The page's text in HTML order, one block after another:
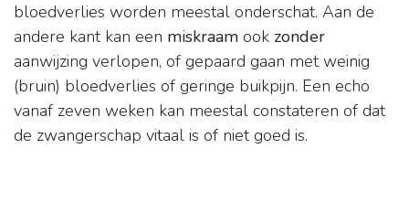
bloedverlies worden meestal onderschat. Aan de
andere kant kan een miskraam ook zonder
aanwijzing verlopen, of gepaard gaan met weinig
(bruin) bloedverlies of geringe buikpijn. Een echo
vanaf zeven weken kan meestal constateren of dat
de zwangerschap vitaal is of niet goed is.